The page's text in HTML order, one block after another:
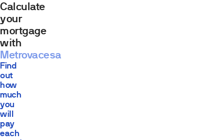
Calculate
your
mortgage
with
Metrovacesa
Find
out
how
much
you
will
pay
each